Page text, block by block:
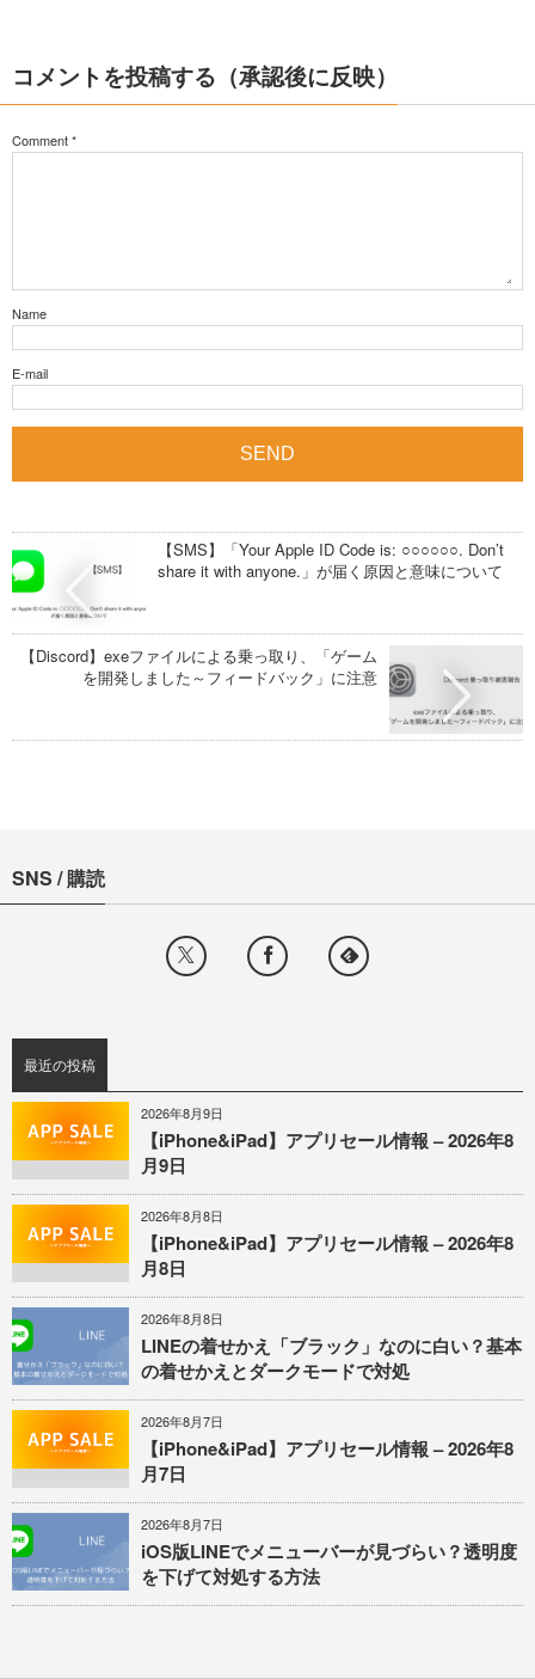
コメントを投稿する（承認後に反映）
Comment*
Name
E-mail
【SMS】「Your Apple ID Code is: ○○○○○○. Don’t
share it with anyone.」が届く原因と意味について
【Discord】exeファイルによる乗っ取り、「ゲーム
を開発しました～フィードバック」に注意
SNS / 購読
最近の投稿
2026年8月9日
【iPhone&iPad】アプリセール情報 – 2026年8
月9日
2026年8月8日
【iPhone&iPad】アプリセール情報 – 2026年8
月8日
2026年8月8日
LINEの着せかえ「ブラック」なのに白い？基本
の着せかえとダークモードで対処
2026年8月7日
【iPhone&iPad】アプリセール情報 – 2026年8
月7日
2026年8月7日
iOS版LINEでメニューバーが見づらい？透明度
を下げて対処する方法